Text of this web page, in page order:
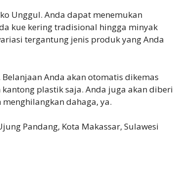
Unggul. Anda dapat menemukan
kue kering tradisional hingga minyak
tergantung jenis produk yang Anda
Anda akan otomatis dikemas
plastik saja. Anda juga akan diberi
dahaga, ya.
Pandang, Kota Makassar, Sulawesi